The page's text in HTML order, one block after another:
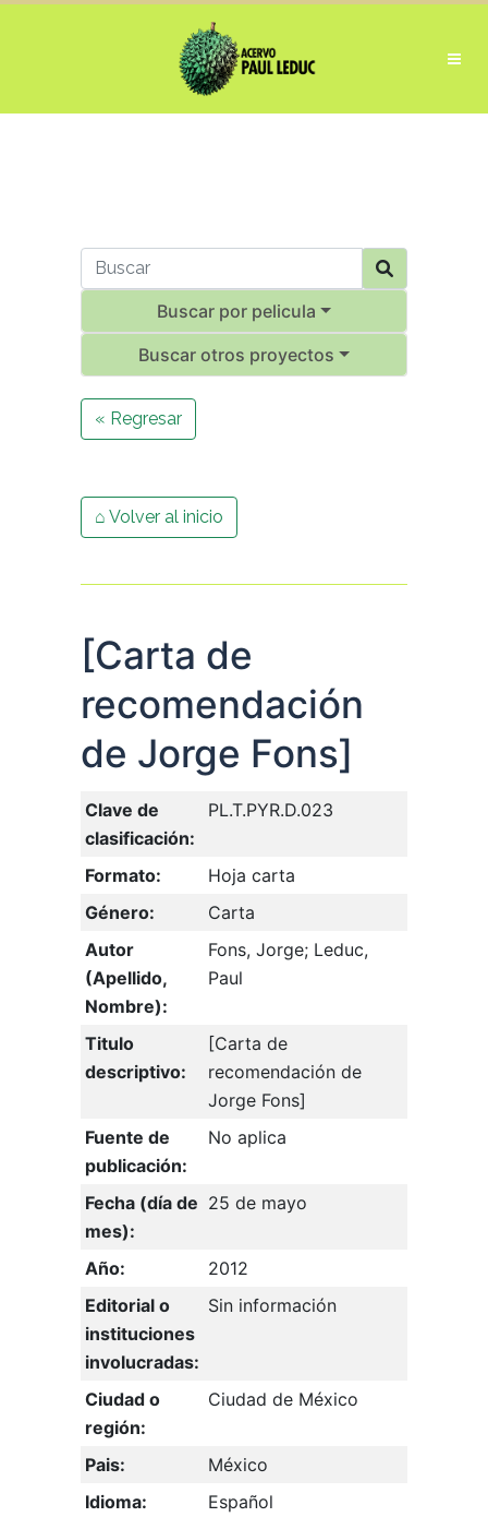
Buscar por pelicula
Buscar otros proyectos
« Regresar
⌂ Volver al inicio
[Carta de
recomendación
de Jorge Fons]
Clave de
clasificación:
PL.T.PYR.D.023
Formato:
Hoja carta
Género:
Carta
Autor
(Apellido,
Nombre):
Fons, Jorge; Leduc,
Paul
Titulo
descriptivo:
[Carta de
recomendación de
Jorge Fons]
Fuente de
publicación:
No aplica
Fecha (día de
mes):
25 de mayo
Año:
2012
Editorial o
instituciones
involucradas:
Sin información
Ciudad o
región:
Ciudad de México
Pais:
México
Idioma:
Español